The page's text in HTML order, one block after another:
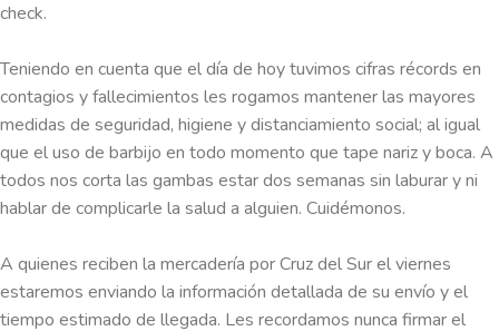
check.
Teniendo en cuenta que el día de hoy tuvimos cifras récords en
contagios y fallecimientos les rogamos mantener las mayores
medidas de seguridad, higiene y distanciamiento social; al igual
que el uso de barbijo en todo momento que tape nariz y boca. A
todos nos corta las gambas estar dos semanas sin laburar y ni
hablar de complicarle la salud a alguien. Cuidémonos.
A quienes reciben la mercadería por Cruz del Sur el viernes
estaremos enviando la información detallada de su envío y el
tiempo estimado de llegada. Les recordamos nunca firmar el